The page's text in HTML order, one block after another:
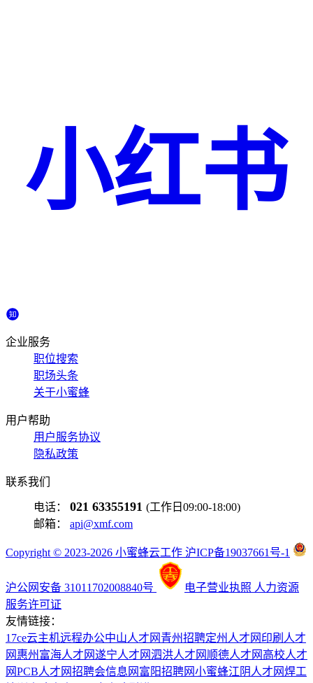
小红书
企业服务
职位搜索
职场头条
关于小蜜蜂
用户帮助
用户服务协议
隐私政策
联系我们
电话： 021 63355191 (工作日09:00-18:00)
邮箱： api@xmf.com
Copyright © 2023-2026 小蜜蜂云工作 沪ICP备19037661号-1
沪公网安备 31011702008840号 电子营业执照 人力资源
服务许可证
友情链接：
17ce云主机远程办公中山人才网 青州招聘定州人才网 印刷人才
网 惠州富海人才网遂宁人才网泗洪人才网 顺德人才网 高校人才
网PCB人才网招聘会信息网 富阳招聘网小蜜蜂江阴人才网焊工